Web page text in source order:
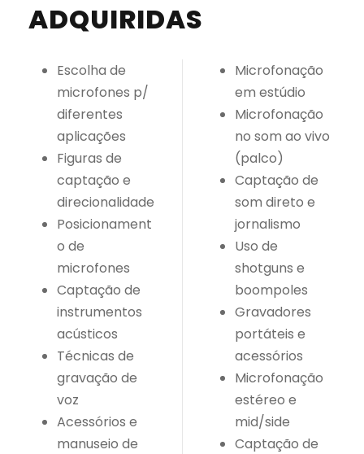
ADQUIRIDAS
Escolha de
microfones p/
diferentes
aplicações
Figuras de
captação e
direcionalidade
Posicionament
o de
microfones
Captação de
instrumentos
acústicos
Técnicas de
gravação de
voz
Acessórios e
manuseio de
Microfonação
em estúdio
Microfonação
no som ao vivo
(palco)
Captação de
som direto e
jornalismo
Uso de
shotguns e
boompoles
Gravadores
portáteis e
acessórios
Microfonação
estéreo e
mid/side
Captação de